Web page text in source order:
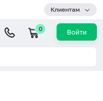
Клиентам
0 Войти